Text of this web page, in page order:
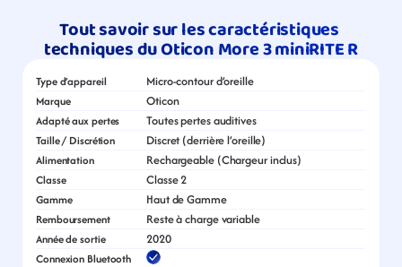
Tout savoir sur les caractéristiques
techniques du Oticon More 3 miniRITE R
Type d’appareil Micro-contour d’oreille
Marque Oticon
Adapté aux pertes Toutes pertes auditives
Taille / Discrétion Discret (derrière l’oreille)
Alimentation Rechargeable (Chargeur inclus)
Classe Classe 2
Gamme Haut de Gamme
Remboursement Reste à charge variable
Année de sortie 2020
Connexion Bluetooth